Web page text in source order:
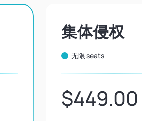
集体侵权
无限 seats
$449.00